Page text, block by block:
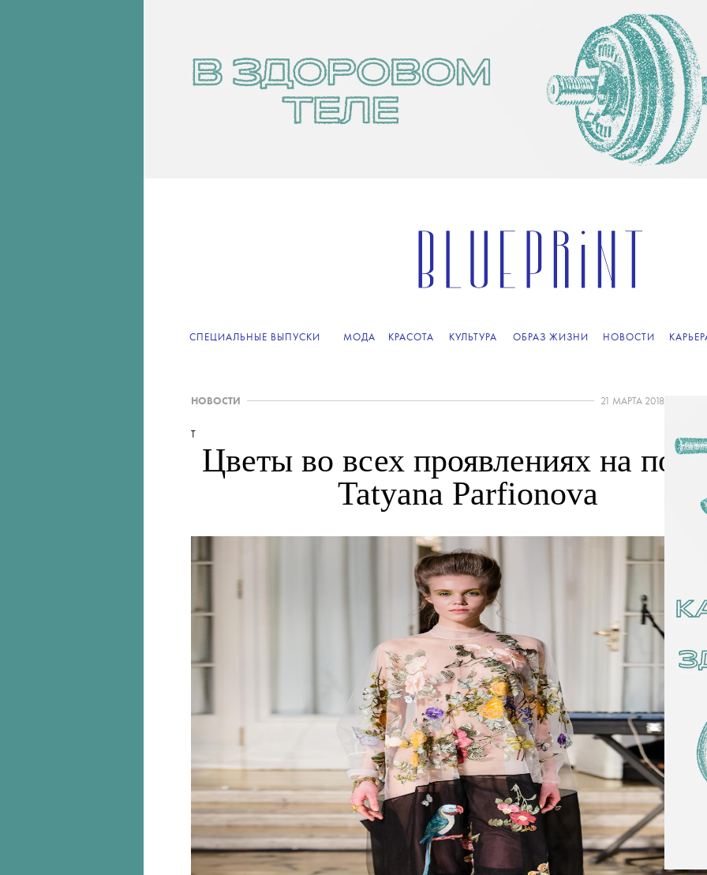
СПЕЦИАЛЬНЫЕ ВЫПУСКИ МОДА КРАСОТА КУЛЬТУРА ОБРАЗ ЖИЗНИ НОВОСТИ
НОВОСТИ 21 МАРТА 2018
Цветы во всех проявлениях на
Tatyana Parfionova